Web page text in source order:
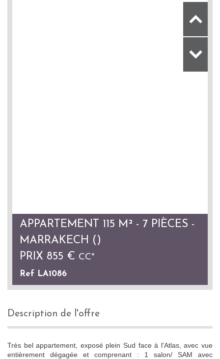
APPARTEMENT 115 M² - 7 PIÈCES -
MARRAKECH ()
PRIX 855 € CC*
Ref LA1086
description de l'offre
Très bel appartement, exposé plein Sud face à l'Atlas, avec vue
entièrement dégagée et comprenant : 1 salon/ SAM avec